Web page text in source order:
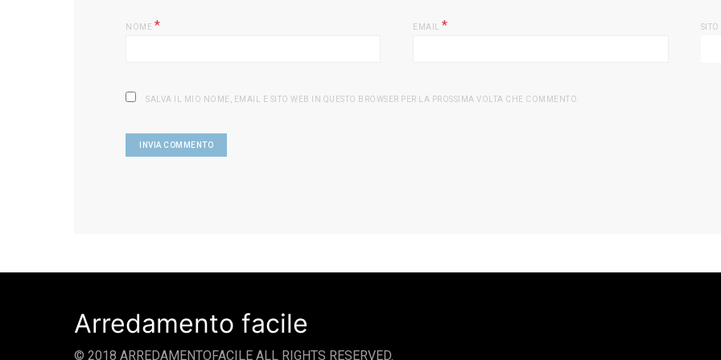
NOME * EMAIL *
SALVA IL MIO NOME, EMAIL E SITO WEB IN QUESTO BROWSER PER LA PROSSIMA VOLTA CHE COMMENTO.
Arredamento facile
© 2018 ARREDAMENTOFACILE ALL RIGHTS RESERVED.